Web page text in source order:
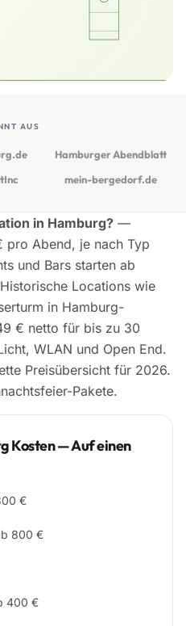
AUS
Hamburger Abendblatt
mein-bergedorf.de
in Hamburg? —
Abend, je nach Typ
und Bars starten ab
Locations wie
in Hamburg-
€ netto für bis zu 30
WLAN und Open End.
Preisübersicht für 2026.
Pakete.
Kosten — Auf einen
€
800 €
400 €